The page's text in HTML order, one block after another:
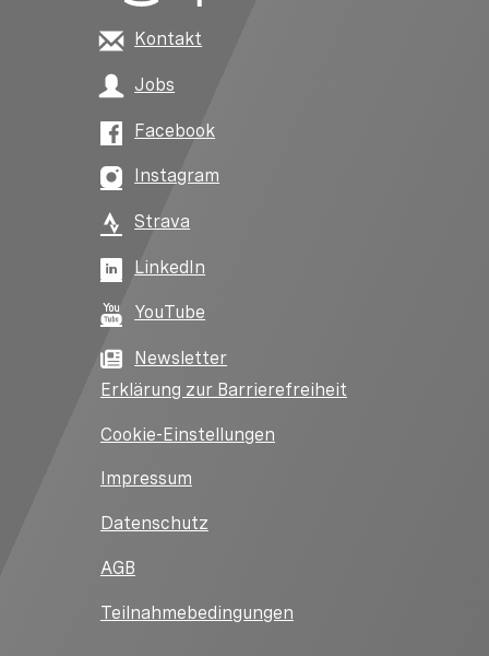
Kontakt
Jobs
Facebook
Instagram
Strava
LinkedIn
YouTube
Newsletter
Erklärung zur Barrierefreiheit
Cookie-Einstellungen
Impressum
Datenschutz
AGB
Teilnahmebedingungen